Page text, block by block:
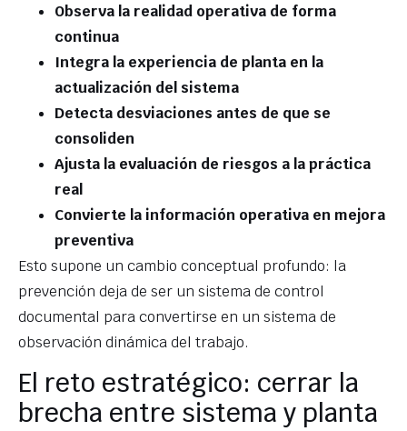
Observa la realidad operativa de forma
continua
Integra la experiencia de planta en la
actualización del sistema
Detecta desviaciones antes de que se
consoliden
Ajusta la evaluación de riesgos a la práctica
real
Convierte la información operativa en mejora
preventiva
Esto supone un cambio conceptual profundo: la
prevención deja de ser un sistema de control
documental para convertirse en un sistema de
observación dinámica del trabajo.
El reto estratégico: cerrar la
brecha entre sistema y planta